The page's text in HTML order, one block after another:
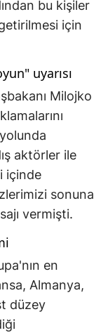
bu kişiler
için
uyarısı
Milojko
aktörler ile
içinde
sonuna
vermişti.
en
Almanya,
düzey